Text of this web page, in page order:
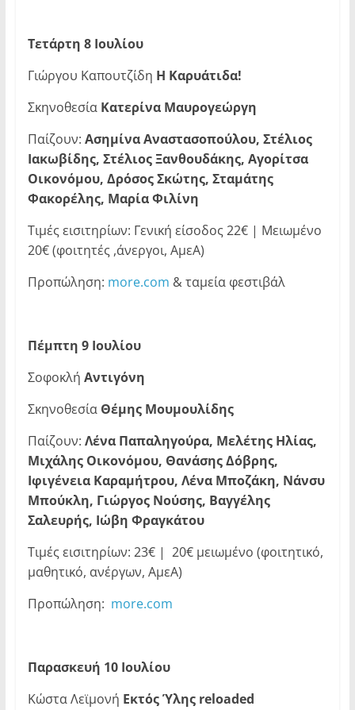
Τετάρτη 8 Ιουλίου
Γιώργου Καπουτζίδη Η Καρυάτιδα!
Σκηνοθεσία Κατερίνα Μαυρογεώργη
Παίζουν: Ασημίνα Αναστασοπούλου, Στέλιος
Ιακωβίδης, Στέλιος Ξανθουδάκης, Αγορίτσα
Οικονόμου, Δρόσος Σκώτης, Σταμάτης
Φακορέλης, Μαρία Φιλίνη
Τιμές εισιτηρίων: Γενική είσοδος 22€ | Μειωμένο
20€ (φοιτητές ,άνεργοι, ΑμεΑ)
Προπώληση: more.com & ταμεία φεστιβάλ
Πέμπτη 9 Ιουλίου
Σοφοκλή Αντιγόνη
Σκηνοθεσία Θέμης Μουμουλίδης
Παίζουν: Λένα Παπαληγούρα, Μελέτης Ηλίας,
Μιχάλης Οικονόμου, Θανάσης Δόβρης,
Ιφιγένεια Καραμήτρου, Λένα Μποζάκη, Νάνσυ
Μπούκλη, Γιώργος Νούσης, Βαγγέλης
Σαλευρής, Ιώβη Φραγκάτου
Τιμές εισιτηρίων: 23€ | 20€ μειωμένο (φοιτητικό,
μαθητικό, ανέργων, ΑμεΑ)
Προπώληση: more.com
Παρασκευή 10 Ιουλίου
Κώστα Λεϊμονή Εκτός Ύλης reloaded